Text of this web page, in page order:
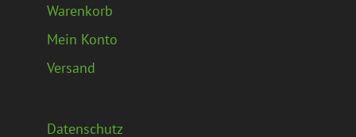
Warenkorb
Mein Konto
Versand
Datenschutz